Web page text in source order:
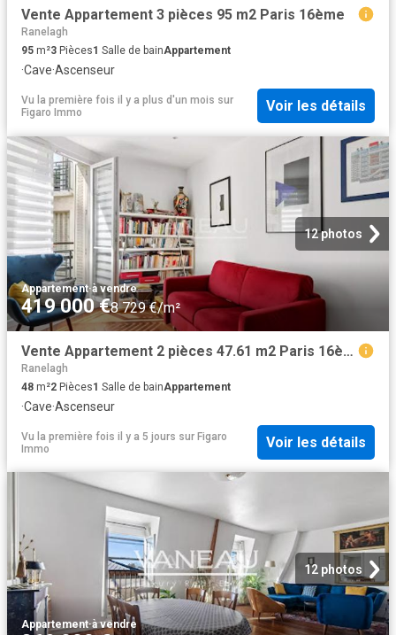
Vente Appartement 3 pièces 95 m2 Paris 16ème
Ranelagh
95 m²3 Pièces1 Salle de bainAppartement
·Cave·Ascenseur
Vu la première fois il y a plus d'un mois sur
Figaro Immo
Voir les détails
12 photos
Appartement·à vendre
419 000 €8 729 €/m²
Vente Appartement 2 pièces 47.61 m2 Paris 16ème
Ranelagh
48 m²2 Pièces1 Salle de bainAppartement
·Cave·Ascenseur
Vu la première fois il y a 5 jours sur Figaro
Immo
Voir les détails
12 photos
Appartement·à vendre